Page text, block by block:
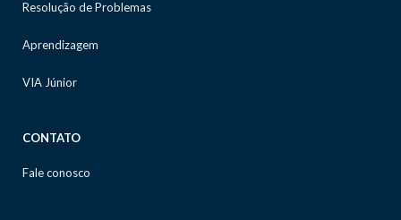
Resolução de Problemas
Aprendizagem
VIA Júnior
CONTATO
Fale conosco